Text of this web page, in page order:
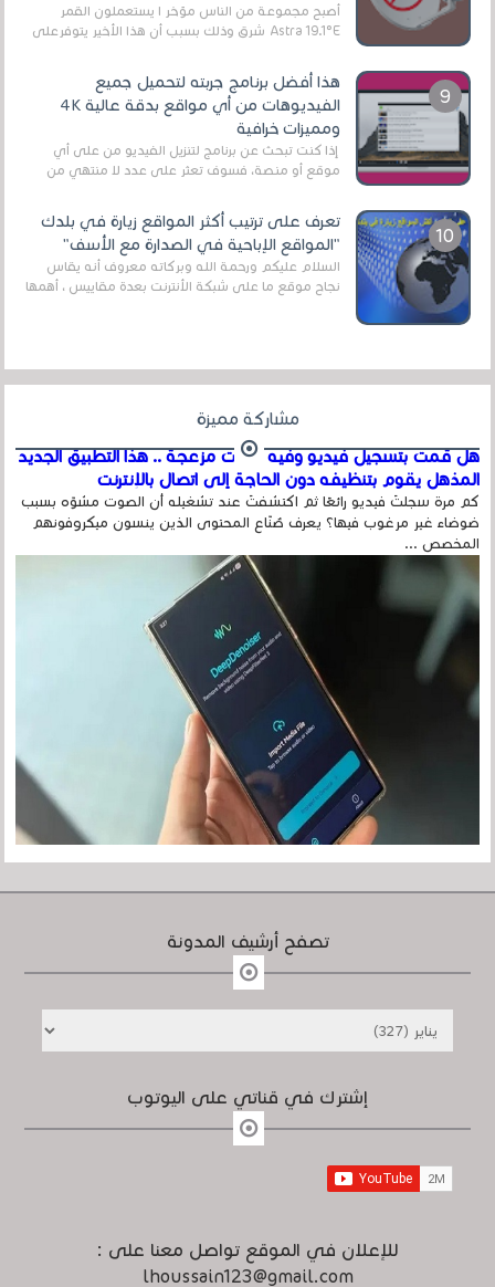
أصبح مجموعة من الناس مؤخر ا يستعملون القمر
Astra 19.1°E شرق وذلك بسبب أن هذا الأخير يتوفرعلى
هذا أفضل برنامج جربته لتحميل جميع
الفيديوهات من أي مواقع بدقة عالية 4K
ومميزات خرافية
إذا كنت تبحث عن برنامج لتنزيل الفيديو من على أي
موقع أو منصة، فسوف تعثر على عدد لا منتهي من
تعرف على ترتيب أكثر المواقع زيارة في بلدك
"المواقع الإباحية في الصدارة مع الأسف"
السلام عليكم ورحمة الله وبركاته معروف أنه يقاس
نجاح موقع ما على شبكة الأنترنت بعدة مقاييس ، أهمها
مشاركة مميزة
هل قمت بتسجيل فيديو وفيه أصوت مزعجة .. هذا التطبيق الجديد
المذهل يقوم بتنظيفه دون الحاجة إلى اتصال بالإنترنت
كم مرة سجلتَ فيديو رائعًا ثم اكتشفتَ عند تشغيله أن الصوت مشوّه بسبب
ضوضاء غير مرغوب فيها؟ يعرف صُنّاع المحتوى الذين ينسون ميكروفونهم
المخصص ...
تصفح أرشيف المدونة
إشترك في قناتي على اليوتوب
للإعلان في الموقع تواصل معنا على :
lhoussain123@gmail.com